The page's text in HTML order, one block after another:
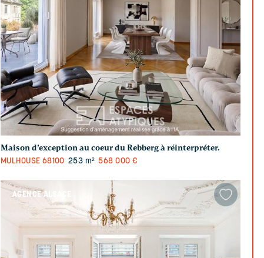
Maison d’exception au coeur du Rebberg à réinterpréter.
MULHOUSE 68100 253 m² 568 000 €
AGENCE ALSACE